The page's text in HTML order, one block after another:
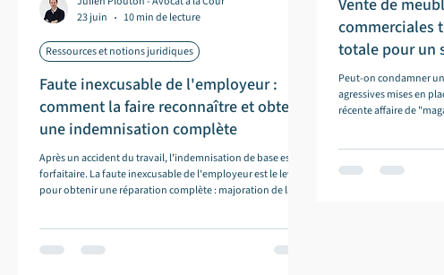
Faute inexcusable de l'employeur :
comment la faire reconnaître et obtenir
une indemnisation complète
Après un accident du travail, l'indemnisation de base est
forfaitaire. La faute inexcusable de l'employeur est le levier
pour obtenir une réparation complète : majoration de la
Ressources et notions juridiques
23 juin
10 min de lecture
Vente de
commerciales
totale pour un
cabinet
Peut-on condamner
agressives mises en
récente affaire de